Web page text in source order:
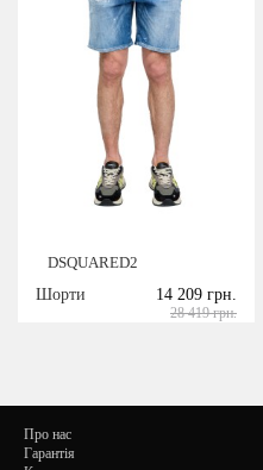
DSQUARED2
Шорти
14 209 грн.
28 419 грн.
Про нас
Гарантія